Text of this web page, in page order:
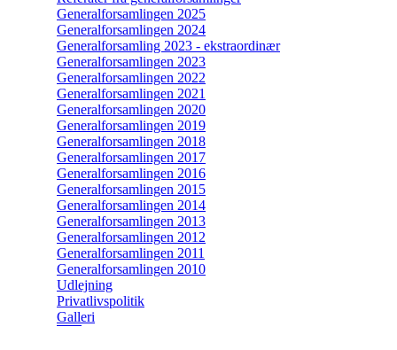
Generalforsamlingen 2025
Generalforsamlingen 2024
Generalforsamling 2023 - ekstraordinær
Generalforsamlingen 2023
Generalforsamlingen 2022
Generalforsamlingen 2021
Generalforsamlingen 2020
Generalforsamlingen 2019
Generalforsamlingen 2018
Generalforsamlingen 2017
Generalforsamlingen 2016
Generalforsamlingen 2015
Generalforsamlingen 2014
Generalforsamlingen 2013
Generalforsamlingen 2012
Generalforsamlingen 2011
Generalforsamlingen 2010
Udlejning
Privatlivspolitik
Galleri